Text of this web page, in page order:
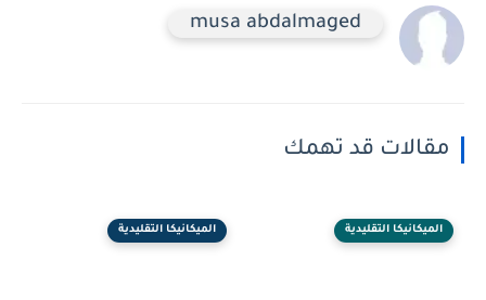
musa abdalmaged
مقالات قد تهمك
الميكانيكا التقليدية الميكانيكا التقليدية